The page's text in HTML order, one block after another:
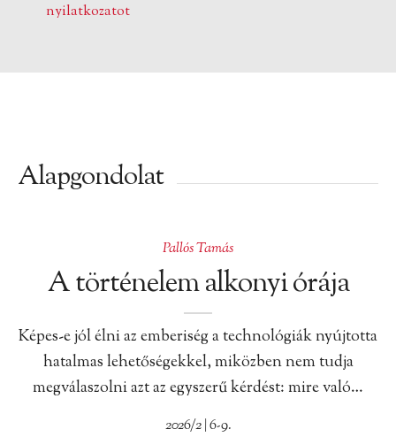
nyilatkozatot
Alapgondolat
Pallós Tamás
A történelem alkonyi órája
Képes-e jól élni az emberiség a technológiák nyújtotta
hatalmas lehetőségekkel, miközben nem tudja
megválaszolni azt az egyszerű kérdést: mire való…
2026/2 | 6-9.